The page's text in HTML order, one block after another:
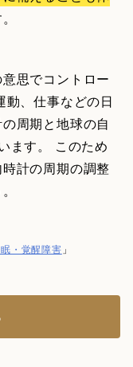
思でコントロー
、仕事などの日
周期と地球の自
ます。 このため
計の周期の調整
・覚醒障害 」